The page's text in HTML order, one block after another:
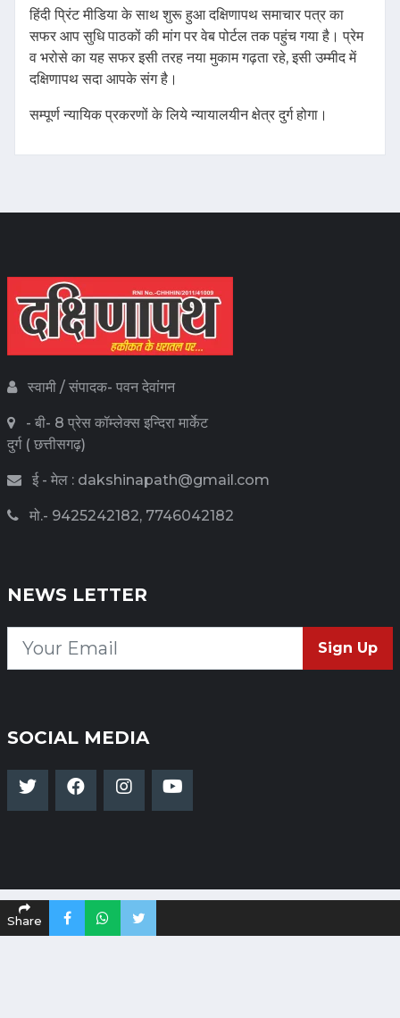
हिंदी प्रिंट मीडिया के साथ शुरू हुआ दक्षिणापथ समाचार पत्र का
सफर आप सुधि पाठकों की मांग पर वेब पोर्टल तक पहुंच गया है। प्रेम
व भरोसे का यह सफर इसी तरह नया मुकाम गढ़ता रहे, इसी उम्मीद में
दक्षिणापथ सदा आपके संग है।
सम्पूर्ण न्यायिक प्रकरणों के लिये न्यायालयीन क्षेत्र दुर्ग होगा।
स्वामी / संपादक- पवन देवांगन
- बी- 8 प्रेस कॉम्लेक्स इन्दिरा मार्केट
दुर्ग ( छत्तीसगढ़)
ई - मेल : dakshinapath@gmail.com
मो.- 9425242182, 7746042182
NEWS LETTER
Sign Up
SOCIAL MEDIA
Share
Copyright 2024-25 Dakshinapath - All Rights